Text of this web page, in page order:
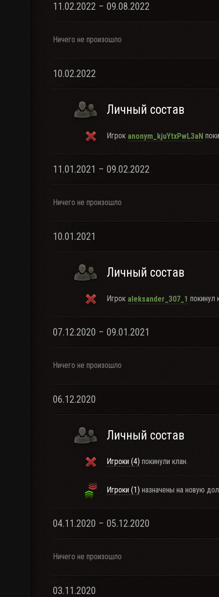
11.02.2022 – 09.08.2022
Ничего не произошло
10.02.2022
Личный состав
Игрок anonym_kjuYtxPwL3aN
11.01.2021 – 09.02.2022
Ничего не произошло
10.01.2021
Личный состав
Игрок aleksander_307_1 покинул
07.12.2020 – 09.01.2021
Ничего не произошло
06.12.2020
Личный состав
Игроки (4) покинули клан.
Игроки (1) назначены на новую
04.11.2020 – 05.12.2020
Ничего не произошло
03.11.2020